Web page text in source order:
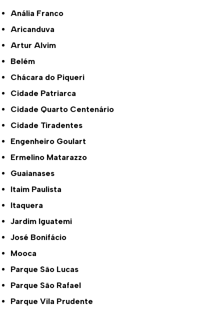
Anália Franco
Aricanduva
Artur Alvim
Belém
Chácara do Piqueri
Cidade Patriarca
Cidade Quarto Centenário
Cidade Tiradentes
Engenheiro Goulart
Ermelino Matarazzo
Guaianases
Itaim Paulista
Itaquera
Jardim Iguatemi
José Bonifácio
Mooca
Parque São Lucas
Parque São Rafael
Parque Vila Prudente